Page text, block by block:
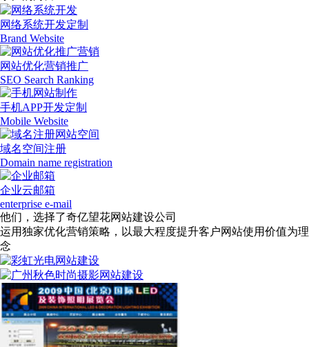
网络系统开发定制
Brand Website
网站优化营销推广
SEO Search Ranking
手机APP开发定制
Mobile Website
域名空间注册
Domain name registration
企业云邮箱
enterprise e-mail
他们，选择了奇亿望花网站建设公司
运用独家优化营销策略，以最大程度提升客户网站使用价值为理
念